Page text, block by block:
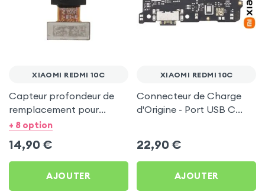
XIAOMI REDMI 10C
Capteur profondeur de
remplacement pour
Xiaomi Redmi 10C
+ 8 option
14,90 €
AJOUTER
XIAOMI REDMI 10C
Connecteur de Charge
d'Origine - Port USB C
22,90 €
AJOUTER